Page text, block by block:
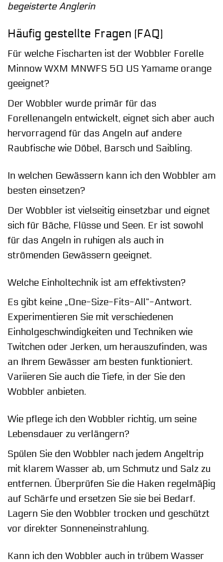
begeisterte Anglerin
Häufig gestellte Fragen (FAQ)
Für welche Fischarten ist der Wobbler Forelle
Minnow WXM MNWFS 50 US Yamame orange
geeignet?
Der Wobbler wurde primär für das
Forellenangeln entwickelt, eignet sich aber auch
hervorragend für das Angeln auf andere
Raubfische wie Döbel, Barsch und Saibling.
In welchen Gewässern kann ich den Wobbler am
besten einsetzen?
Der Wobbler ist vielseitig einsetzbar und eignet
sich für Bäche, Flüsse und Seen. Er ist sowohl
für das Angeln in ruhigen als auch in
strömenden Gewässern geeignet.
Welche Einholtechnik ist am effektivsten?
Es gibt keine „One-Size-Fits-All“-Antwort.
Experimentieren Sie mit verschiedenen
Einholgeschwindigkeiten und Techniken wie
Twitchen oder Jerken, um herauszufinden, was
an Ihrem Gewässer am besten funktioniert.
Variieren Sie auch die Tiefe, in der Sie den
Wobbler anbieten.
Wie pflege ich den Wobbler richtig, um seine
Lebensdauer zu verlängern?
Spülen Sie den Wobbler nach jedem Angeltrip
mit klarem Wasser ab, um Schmutz und Salz zu
entfernen. Überprüfen Sie die Haken regelmäßig
auf Schärfe und ersetzen Sie sie bei Bedarf.
Lagern Sie den Wobbler trocken und geschützt
vor direkter Sonneneinstrahlung.
Kann ich den Wobbler auch in trübem Wasser